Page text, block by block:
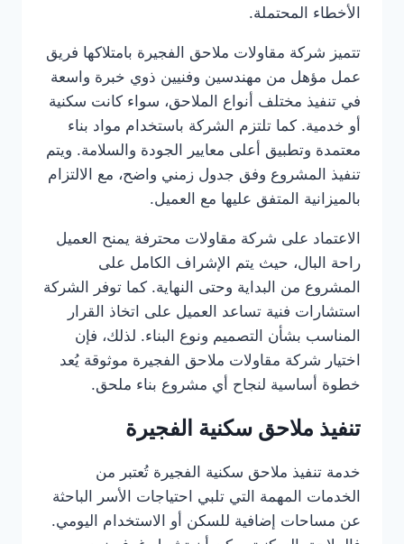
الأخطاء المحتملة.
تتميز شركة مقاولات ملاحق الفجيرة بامتلاكها فريق
عمل مؤهل من مهندسين وفنيين ذوي خبرة واسعة
في تنفيذ مختلف أنواع الملاحق، سواء كانت سكنية
أو خدمية. كما تلتزم الشركة باستخدام مواد بناء
معتمدة وتطبيق أعلى معايير الجودة والسلامة. ويتم
تنفيذ المشروع وفق جدول زمني واضح، مع الالتزام
بالميزانية المتفق عليها مع العميل.
الاعتماد على شركة مقاولات محترفة يمنح العميل
راحة البال، حيث يتم الإشراف الكامل على
المشروع من البداية وحتى النهاية. كما توفر الشركة
استشارات فنية تساعد العميل على اتخاذ القرار
المناسب بشأن التصميم ونوع البناء. لذلك، فإن
اختيار شركة مقاولات ملاحق الفجيرة موثوقة يُعد
خطوة أساسية لنجاح أي مشروع بناء ملحق.
تنفيذ ملاحق سكنية الفجيرة
خدمة تنفيذ ملاحق سكنية الفجيرة تُعتبر من
الخدمات المهمة التي تلبي احتياجات الأسر الباحثة
عن مساحات إضافية للسكن أو الاستخدام اليومي.